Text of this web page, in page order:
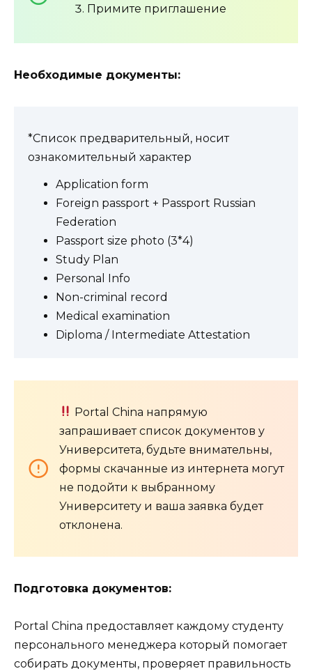
Примите приглашение
Необходимые документы:
*Список предварительный, носит
ознакомительный характер
Application form
Foreign passport + Passport Russian
Federation
Passport size photo (3*4)
Study Plan
Personal Info
Non-criminal record
Medical examination
Diploma / Intermediate Attestation
Portal China напрямую
запрашивает список документов у
Университета, будьте внимательны,
формы скачанные из интернета могут
не подойти к выбранному
Университету и ваша заявка будет
отклонена.
Подготовка документов:
Portal China предоставляет каждому студенту
персонального менеджера который помогает
собирать документы, проверяет правильность